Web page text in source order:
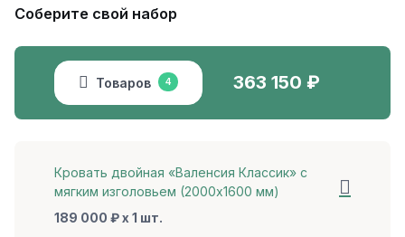
Соберите свой набор
Товаров 4 363 150 ₽
Кровать двойная «Валенсия Классик» с
мягким изголовьем (2000x1600 мм)
189 000 ₽ x 1 шт.